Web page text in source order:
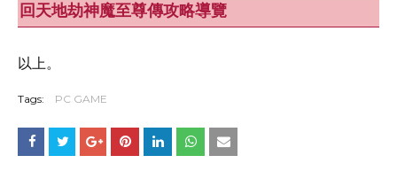
回天地劫神魔至尊傳攻略導覽
以上。
Tags: PC GAME